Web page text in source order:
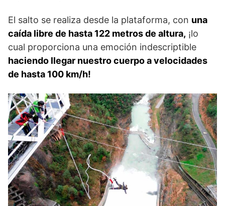
El salto se realiza desde la plataforma, con una
caída libre de hasta 122 metros de altura, ¡lo
cual proporciona una emoción indescriptible
haciendo llegar nuestro cuerpo a velocidades
de hasta 100 km/h!